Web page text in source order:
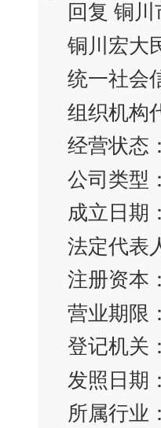
回复 铜川
铜川宏大
统一社会
组织机构
经营状态：
公司类型：
成立日期：
法定代表
注册资本：
营业期限：
登记机关：
发照日期：
所属行业：